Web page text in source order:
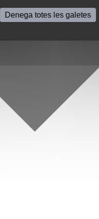
Denega totes les galetes